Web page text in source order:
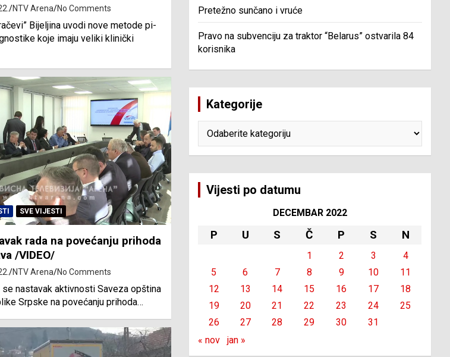
NTV Arena No Comments
Bijeljina uvodi nove metode pi-
koje imaju veliki klinički
SVE VIJESTI
rada na povećanju prihoda
/VIDEO/
NTV Arena No Comments
se nastavak aktivnosti Saveza opština
Srpske na povećanju prihoda…
Pretežno sunčano i vruće
Pravo na subvenciju za traktor “Belarus” ostvarila 84
korisnika
Kategorije
Vijesti po datumu
DECEMBAR 2022
P U S Č P S N
1 2 3
4
5
6 7 8 9 10
11
12
13 14 15 16 17
18
19
20 21 22 23 24
25
26
27 28 29 30
31
« nov
jan »